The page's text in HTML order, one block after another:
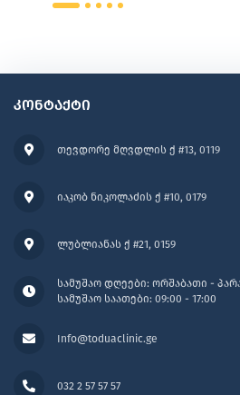
კონტაქტი
თევდორე მღვდლის ქ #13, 0119
სამუშაო დღეები: ორშაბათი -
სამუშაო საათები: 09:00 - 17:00
იაკობ ნიკოლაძის ქ #10, 0179
Info@toduaclinic.ge
ლუბლიანას ქ #21, 0159
032 2 57 57 57